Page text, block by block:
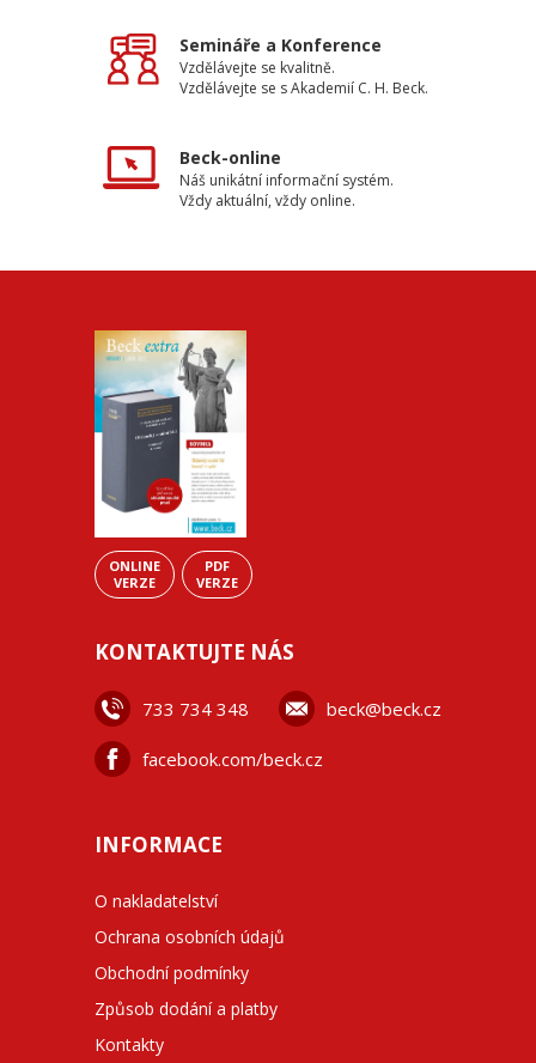
Semináře a Konference
Vzdělávejte se kvalitně.
Vzdělávejte se s Akademií C. H. Beck.
Beck-online
Náš unikátní informační systém.
Vždy aktuální, vždy online.
ONLINE
VERZE
PDF
VERZE
KONTAKTUJTE NÁS
733 734 348 beck@beck.cz
facebook.com/beck.cz
INFORMACE
O nakladatelství
Ochrana osobních údajů
Obchodní podmínky
Způsob dodání a platby
Kontakty